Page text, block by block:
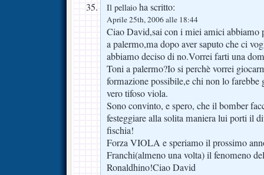
Il pellaio ha scritto:
Aprile 25th, 2006 alle 18:44
Ciao David,sai con i miei amici abbiamo
a palermo,ma dopo aver saputo che ci
abbiamo deciso di no.Vorrei farti una
Toni a palermo?Io si perchè vorrei
formazione possibile,e chi non lo farebbe
vero tifoso viola.
Sono convinto, e spero, che il bomber
festeggiare alla solita maniera lui porti il
fischia!
Forza VIOLA e speriamo il prossimo
Franchi(almeno una volta) il fenomeno
Ronaldhino!Ciao David